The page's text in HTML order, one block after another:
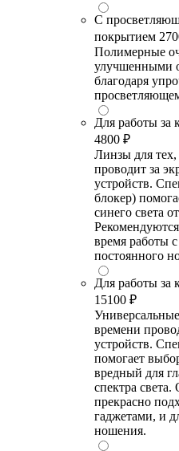
С
покрытием
Полимерные
улучшенными
благодаря
Для работы за
4800 ₽
Линзы для
проводит за
устройств.
блокер)
синего света
время работы
постоянного
Для работы за
15100 ₽
времени
устройств.
помогает
вредный для
спектра
прекрасно
гаджетами, и
ношения.